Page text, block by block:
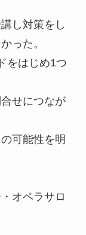
し対策をし
った。
をはじめ1つ
せにつなが
可能性を明
オペラサロ